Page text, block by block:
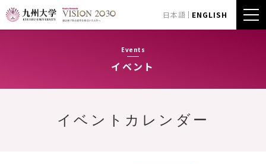
日本語 ENGLISH
Events
イベント
イベントカレンダー